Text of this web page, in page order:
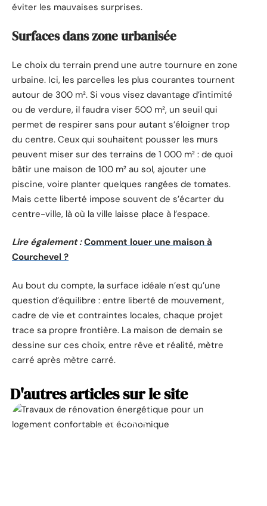
éviter les mauvaises surprises.
Surfaces dans zone urbanisée
Le choix du terrain prend une autre tournure en zone
urbaine. Ici, les parcelles les plus courantes tournent
autour de 300 m². Si vous visez davantage d’intimité
ou de verdure, il faudra viser 500 m², un seuil qui
permet de respirer sans pour autant s’éloigner trop
du centre. Ceux qui souhaitent pousser les murs
peuvent miser sur des terrains de 1 000 m² : de quoi
bâtir une maison de 100 m² au sol, ajouter une
piscine, voire planter quelques rangées de tomates.
Mais cette liberté impose souvent de s’écarter du
centre-ville, là où la ville laisse place à l’espace.
Lire également : Comment louer une maison à
Courchevel ?
Au bout du compte, la surface idéale n’est qu’une
question d’équilibre : entre liberté de mouvement,
cadre de vie et contraintes locales, chaque projet
trace sa propre frontière. La maison de demain se
dessine sur ces choix, entre rêve et réalité, mètre
carré après mètre carré.
D'autres articles sur le site
ACTUALITÉ